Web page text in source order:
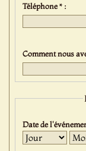
Téléphone * :
Comment nous
Date de
Jour